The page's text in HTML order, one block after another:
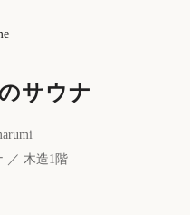
サウナ
／ 木造1階